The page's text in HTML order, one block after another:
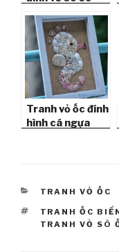
Tranh vỏ ốc đính
hình cá ngựa
CATEGORIES
TRANH VỎ ỐC
TAGS
TRANH ỐC
TRANH VỎ SÒ